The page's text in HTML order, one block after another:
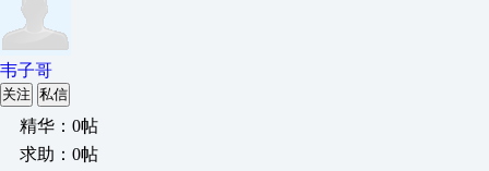
韦子哥
关注 私信
精华：0帖
求助：0帖